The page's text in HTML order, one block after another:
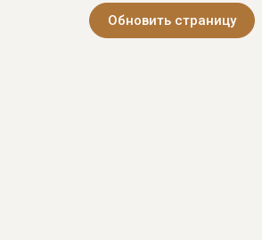
Обновить страницу